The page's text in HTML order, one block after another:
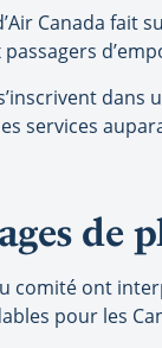
Canada fait
services
de
comité ont
pour les